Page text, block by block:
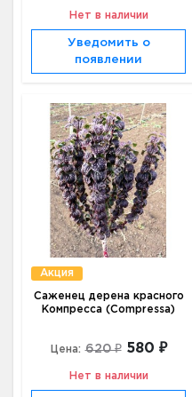
Нет в наличии
Уведомить о
появлении
Акция
Саженец дерена красного
Компресса (Compressa)
Цена: 620 ₽ 580 ₽
Нет в наличии